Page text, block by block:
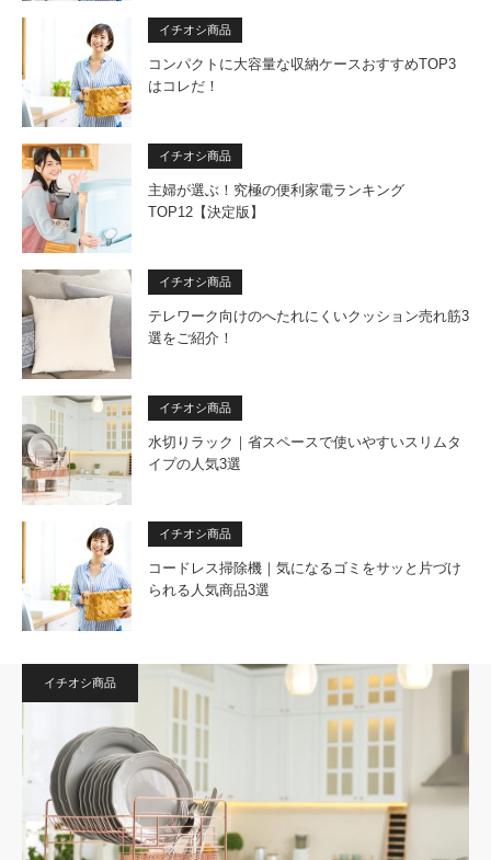
イチオシ商品
コンパクトに大容量な収納ケースおすすめTOP3
はコレだ！
イチオシ商品
主婦が選ぶ！究極の便利家電ランキング
TOP12【決定版】
イチオシ商品
テレワーク向けのへたれにくいクッション売れ筋3
選をご紹介！
イチオシ商品
水切りラック｜省スペースで使いやすいスリムタ
イプの人気3選
イチオシ商品
コードレス掃除機｜気になるゴミをサッと片づけ
られる人気商品3選
イチオシ商品